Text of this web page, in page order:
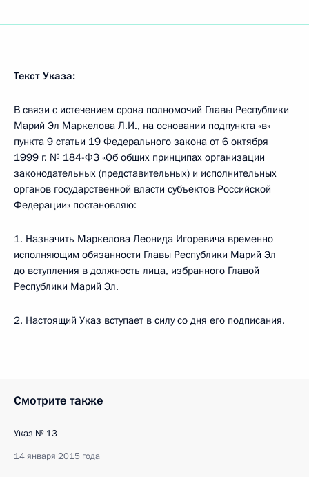
Текст Указа:
В связи с истечением срока полномочий Главы Республики
Марий Эл Маркелова Л.И., на основании подпункта «в»
пункта 9 статьи 19 Федерального закона от 6 октября
1999 г. № 184-ФЗ «Об общих принципах организации
законодательных (представительных) и исполнительных
органов государственной власти субъектов Российской
Федерации» постановляю:
1. Назначить Маркелова Леонида Игоревича временно
исполняющим обязанности Главы Республики Марий Эл
до вступления в должность лица, избранного Главой
Республики Марий Эл.
2. Настоящий Указ вступает в силу со дня его подписания.
Смотрите также
Указ № 13
14 января 2015 года